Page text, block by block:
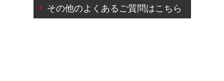
ご来店予約日の3営業日前を過ぎている場合のご予約
の日時変更につきましては、直接ご予約の店舗まで
その他のよくあるご質問はこちら